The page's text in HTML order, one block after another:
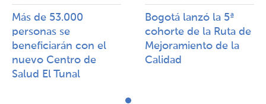
Más de 53.000
personas se
beneficiarán con el
nuevo Centro de
Salud El Tunal
Bogotá lanzó la 5ª
cohorte de la Ruta de
Mejoramiento de la
Calidad​​